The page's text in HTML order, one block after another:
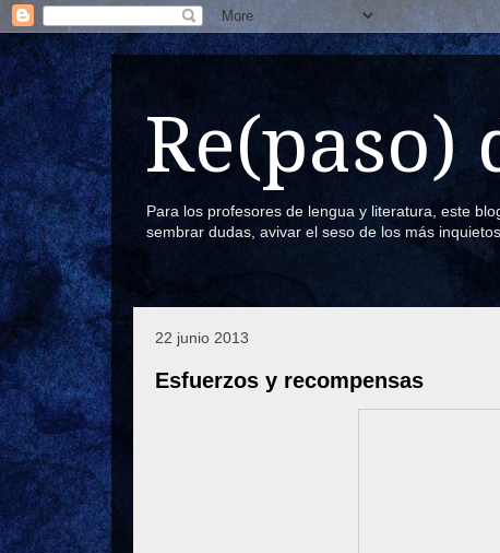
Re(paso)
Para los profesores de lengua y literatura, este
sembrar dudas, avivar el seso de los más inquietos.
22 junio 2013
Esfuerzos y recompensas